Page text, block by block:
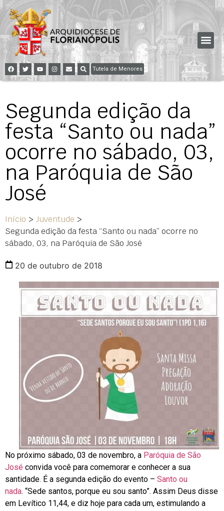
Tutela de Menores
Segunda edição da
festa “Santo ou nada”
ocorre no sábado, 03,
na Paróquia de São
José
Início > Juventude >
Segunda edição da festa “Santo ou nada” ocorre no
sábado, 03, na Paróquia de São José
20 de outubro de 2018
No próximo sábado, 03 de novembro, a Paróquia de São
José convida você para comemorar e conhecer a sua
santidade. É a segunda edição do evento – Santo ou
nada. “Sede santos, porque eu sou santo”. Assim Deus disse
em Levítico 11,44, e diz hoje para cada um, estimulando a